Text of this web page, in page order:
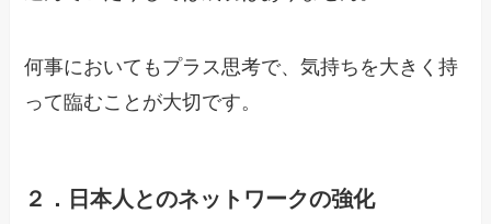
何事においてもプラス思考で、気持ちを大きく持
って臨むことが大切です。
２．日本人とのネットワークの強化